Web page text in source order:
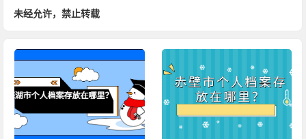
未经允许，禁止转载